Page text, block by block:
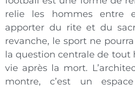
relie les hommes entre
apporter du rite et du
revanche, le sport ne
la question centrale de tout
vie après la mort.
montre, c’est un